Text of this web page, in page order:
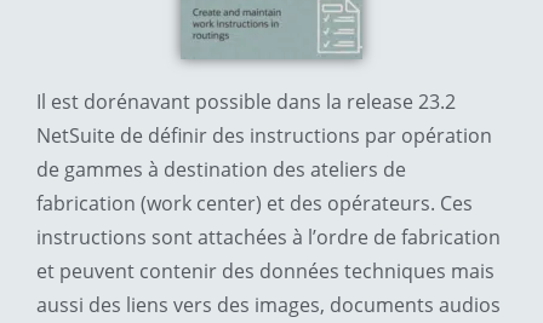
Il est dorénavant possible dans la release 23.2
NetSuite de définir des instructions par opération
de gammes à destination des ateliers de
fabrication (work center) et des opérateurs. Ces
instructions sont attachées à l’ordre de fabrication
et peuvent contenir des données techniques mais
aussi des liens vers des images, documents audios